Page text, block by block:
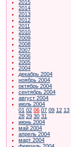
2015
2014
2013
2012
2011
2010
2009
2008
2007
2006
2005
2004
декабрь 2004
ноябрь 2004
октябрь 2004
сентябрь 2004
август 2004
июль 2004
01 02 06 07 09 12 13
28 29 30 31
июнь 2004
май 2004
апрель 2004
март 2004